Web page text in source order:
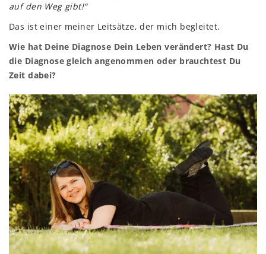
auf den Weg gibt!“
Das ist einer meiner Leitsätze, der mich begleitet.
Wie hat Deine Diagnose Dein Leben verändert? Hast Du
die Diagnose gleich angenommen oder brauchtest Du
Zeit dabei?